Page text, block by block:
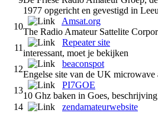
1977 opgericht en gevestigd in
10
Amsat.org
The Radio Amateur Sattelite
11
Repeater site
interessant, moet je bekijken
12
beaconspot
Engelse site van de UK
13
PI7GOE
10 Ghz baken in Goes,
14
zendamateurwebsite